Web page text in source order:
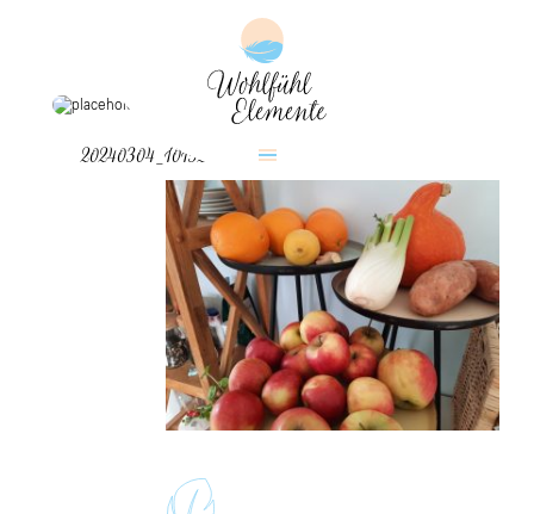
20240304_101528_resized